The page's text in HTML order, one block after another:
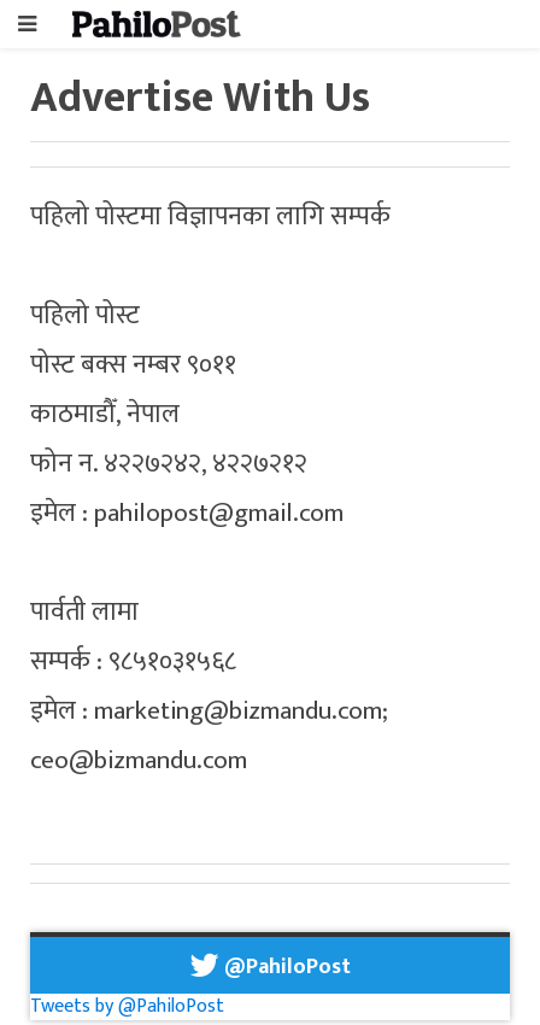
Advertise With Us
पहिलो पोस्टमा विज्ञापनका लागि सम्पर्क
पहिलो पोस्ट
पोस्ट बक्स नम्बर ९०११
काठमाडौँ, नेपाल
फोन न‍‍‍. ४२२७२४२, ४२२७२१२
इमेल : pahilopost@gmail.com
पार्वती लामा
सम्पर्क : ९८५१०३१५६८
इमेल : marketing@bizmandu.com;
ceo@bizmandu.com
@PahiloPost
Tweets by @PahiloPost